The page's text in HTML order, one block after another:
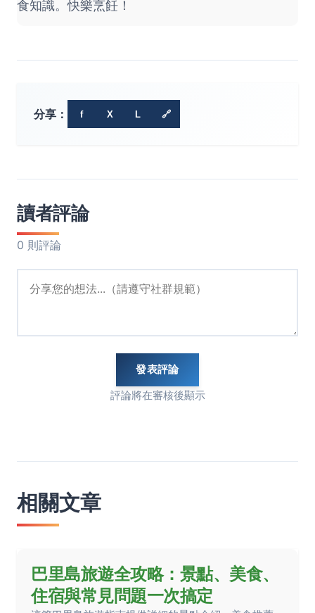
食知識。快樂烹飪！
分享： f X L 🔗
讀者評論
0 則評論
發表評論
評論將在審核後顯示
相關文章
巴里島旅遊全攻略：景點、美食、
住宿與常見問題一次搞定